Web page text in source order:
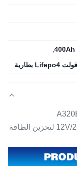
بطارية ليثيوم أيون 12V/24V/48V 60AH-400AH لتخزين الطاقة